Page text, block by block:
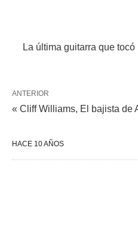
La última guitarra que
ANTERIOR
« Cliff Williams, El bajista de
HACE 10 AÑOS